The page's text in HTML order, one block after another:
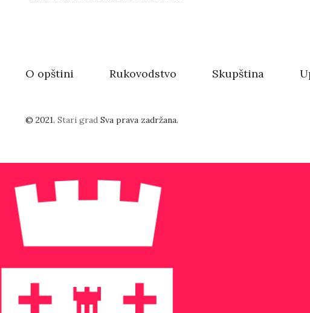
O opštini Rukovodstvo Skupština
© 2021. Stari grad Sva prava zadržana.